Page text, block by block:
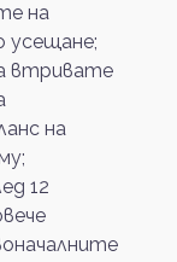
на
усещане;
втривате
на
12